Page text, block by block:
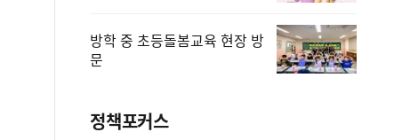
방학 중 초등돌봄교육 현장 방
문
정책포커스